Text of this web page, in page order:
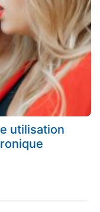
utilisation